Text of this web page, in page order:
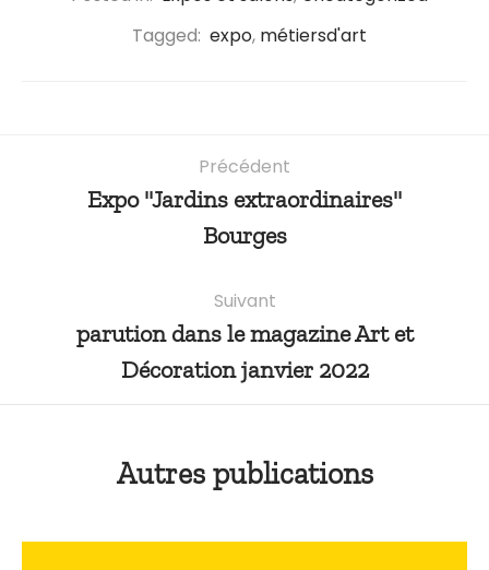
Tagged: expo, métiersd'art
Précédent
Expo "Jardins extraordinaires"
Bourges
Suivant
parution dans le magazine Art et
Décoration janvier 2022
Autres publications